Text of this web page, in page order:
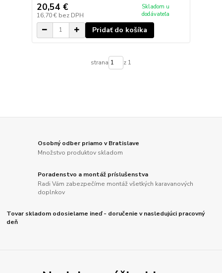
20,54 €
16,70 € bez DPH
Skladom u
dodávateľa
Pridať do košíka
strana z 1
Osobný odber priamo v Bratislave
Množstvo produktov skladom
Poradenstvo a montáž príslušenstva
Radi Vám zabezpečíme montáž všetkých karavanových
doplnkov
Tovar skladom odosielame ineď - doručenie v nasledujúci pracovný
deň